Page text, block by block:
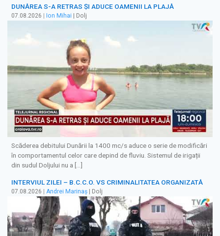
DUNĂREA S-A RETRAS ŞI ADUCE OAMENII LA PLAJĂ
07.08.2026 | Ion Mihai | Dolj
Scăderea debitului Dunării la 1400 mc/s aduce o serie de modificări
în comportamentul celor care depind de fluviu. Sistemul de irigații
din sudul Doljului nu a […]
INTERVIUL ZILEI – B.C.C.O. VS CRIMINALITATEA ORGANIZATĂ
07.08.2026 Andrei Marinaș | Dolj